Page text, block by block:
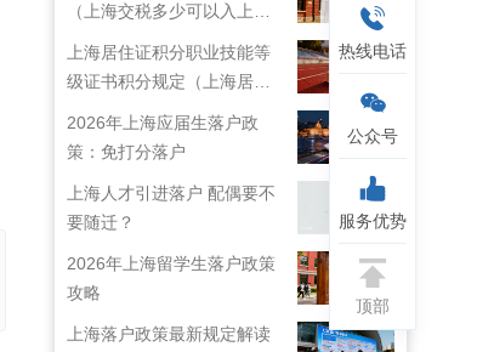
（上海交税多少可以入上海
户口）
上海居住证积分职业技能等
级证书积分规定（上海居住
证技能职称目录）
2026年上海应届生落户政
策：免打分落户
上海人才引进落户 配偶要不
要随迁？
2026年上海留学生落户政策
攻略
上海落户政策最新规定解读
热线电话
公众号
服务优势
顶部